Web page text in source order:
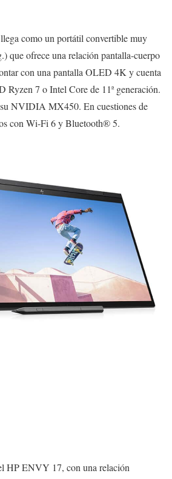
como un portátil convertible muy
que ofrece una relación pantalla-cuerpo
con una pantalla OLED 4K y cuenta
Ryzen 7 o Intel Core de 11ª generación.
NVIDIA MX450. En cuestiones de
con Wi-Fi 6 y Bluetooth® 5.
HP ENVY 17, con una relación